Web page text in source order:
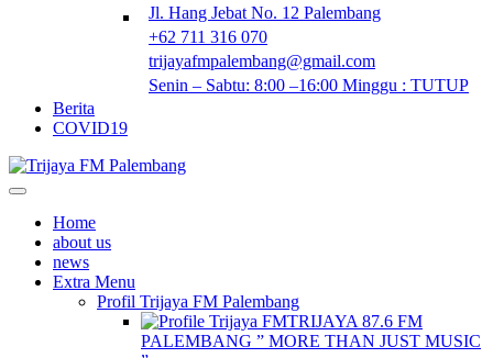
Jl. Hang Jebat No. 12 Palembang
+62 711 316 070
trijayafmpalembang@gmail.com
Senin – Sabtu: 8:00 –16:00 Minggu : TUTUP
Berita
COVID19
Home
about us
news
Extra Menu
Profil Trijaya FM Palembang
TRIJAYA 87.6 FM
PALEMBANG ” MORE THAN JUST MUSIC